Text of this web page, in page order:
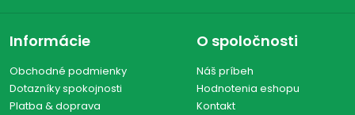
Informácie
Obchodné podmienky
Dotazníky spokojnosti
Platba & doprava
O spoločnosti
Náš príbeh
Hodnotenia eshopu
Kontakt